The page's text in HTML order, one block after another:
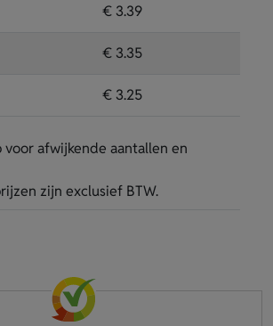
€ 3.39
€ 3.35
€ 3.25
afwijkende aantallen en
zijn exclusief BTW.